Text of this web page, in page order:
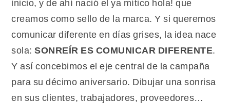
inicio, y de ahí nació el ya mítico hola! que
creamos como sello de la marca. Y si queremos
comunicar diferente en días grises, la idea nace
sola:SONREÍR ES COMUNICAR DIFERENTE.
Y así concebimos el eje central de la campaña
para su décimo aniversario. Dibujar una sonrisa
en sus clientes, trabajadores, proveedores…